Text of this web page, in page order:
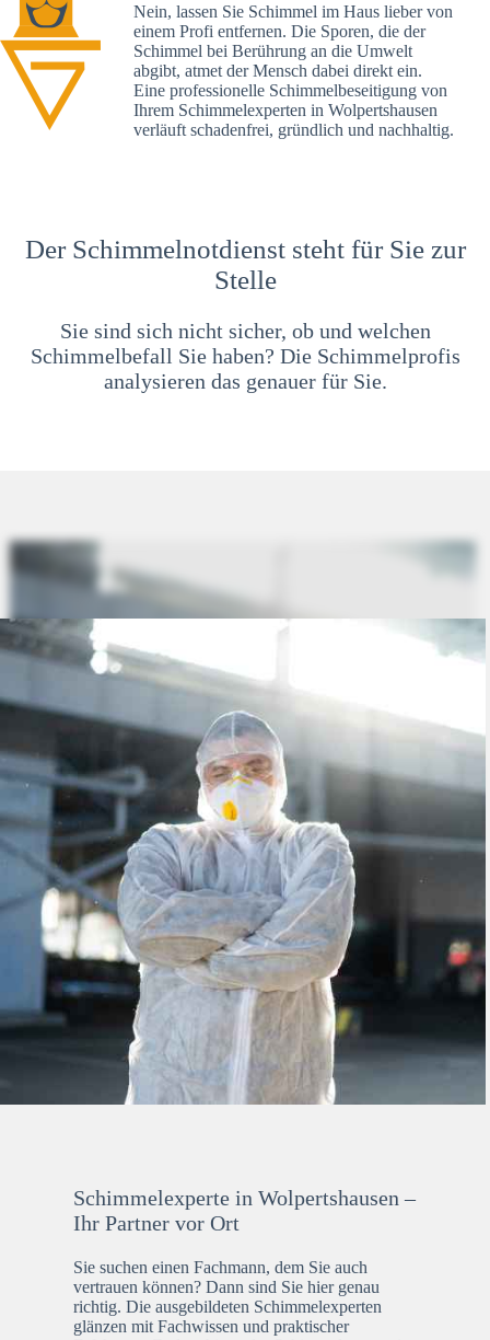
Nein, lassen Sie Schimmel im Haus lieber von
einem Profi entfernen. Die Sporen, die der
Schimmel bei Berührung an die Umwelt
abgibt, atmet der Mensch dabei direkt ein.
Eine professionelle Schimmelbeseitigung von
Ihrem Schimmelexperten in Wolpertshausen
verläuft schadenfrei, gründlich und nachhaltig.
Der Schimmelnotdienst steht für Sie zur
Stelle
Sie sind sich nicht sicher, ob und welchen
Schimmelbefall Sie haben? Die Schimmelprofis
analysieren das genauer für Sie.
Schimmelexperte in Wolpertshausen –
Ihr Partner vor Ort
Sie suchen einen Fachmann, dem Sie auch
vertrauen können? Dann sind Sie hier genau
richtig. Die ausgebildeten Schimmelexperten
glänzen mit Fachwissen und praktischer